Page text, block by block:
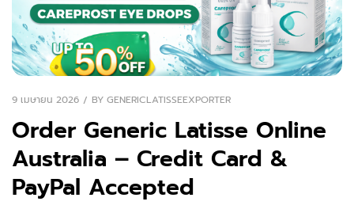
9 เมษายน 2026 BY GENERICLATISSEEXPORTER
Order Generic Latisse Online
Australia – Credit Card &
PayPal Accepted